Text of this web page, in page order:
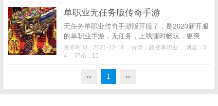
单职业无任务版传奇手游
无任务单职业传奇手游版开服了，是2020新开服
的单职业手游，无任务，上线随时畅玩，更爽
爆！单职业无任务版手机传奇，不用做任务就能
升级哦，各种职业任意选择，特效精美，快来下
发布时间：2021-12-16 分类： 超变单职业
浏览：3
4
评论：15
‹‹ 1 ››